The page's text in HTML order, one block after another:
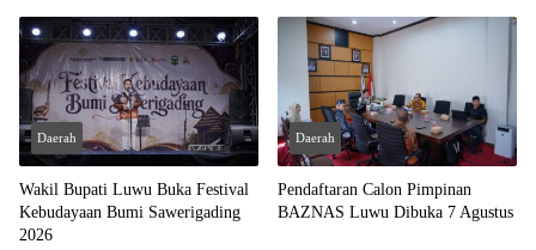
Daerah
Wakil Bupati Luwu Buka Festival
Kebudayaan Bumi Sawerigading
2026
Daerah
Pendaftaran Calon Pimpinan
BAZNAS Luwu Dibuka 7 Agustus